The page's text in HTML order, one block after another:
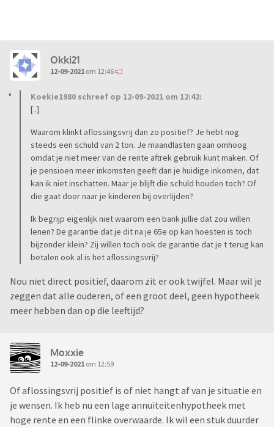
Okki21
12-09-2021 om 12:46
Koekie1980 schreef op 12-09-2021 om 12:42:
[..]
Waarom klinkt aflossingsvrij dan zo positief? Je hebt nog
steeds een schuld van 2 ton. Je maandlasten gaan omhoog
omdat je niet meer van de rente aftrek gebruik kunt maken. Of
je pensioen meer inkomsten geeft dan je huidige inkomen, dat
kan ik niet inschatten. Maar je blijft die schuld houden toch? Of
die gaat door naar je kinderen bij overlijden?
Ik begrijp eigenlijk niet waarom een bank jullie dat zou willen
lenen? De garantie dat je dit na je 65e op kan hoesten is toch
bijzonder klein? Zij willen toch ook de garantie dat je t terug kan
betalen ook al is het aflossingsvrij?
Nou niet direct positief, daarom zit er ook twijfel. Maar wil je
zeggen dat alle ouderen, of een groot deel, geen hypotheek
meer hebben dan op die leeftijd?
Moxxie
12-09-2021 om 12:59
Of aflossingsvrij positief is of niet hangt af van je situatie en
je wensen. Ik heb nu een lage annuïteitenhypotheek met
hoge rente en een flinke overwaarde. Ik wil een stuk duurder